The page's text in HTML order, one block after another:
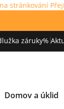
stránkování
záruky%
Domov a úklid